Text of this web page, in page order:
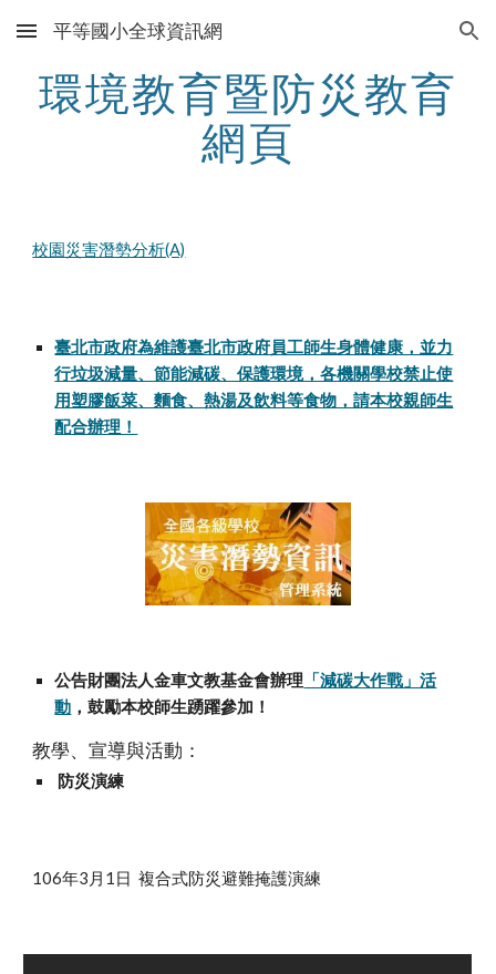
Skip to main content Skip to navigation
平等國小全球資訊網
環境教育暨防災教育
網頁
校園災害潛勢分析(A)
臺北市政府為維護臺北市政府員工師生身體健康，並力
行垃圾減量、節能減碳、保護環境，各機關學校禁止使
用塑膠飯菜、麵食、熱湯及飲料等食物，請本校親師生
配合辦理！
公告財團法人金車文教基金會辦理 「減碳大作戰」活
動 ，鼓勵本校師生踴躍參加！
教學、宣導與活動：
防災演練
106年3月1日  複合式防災避難掩護演練